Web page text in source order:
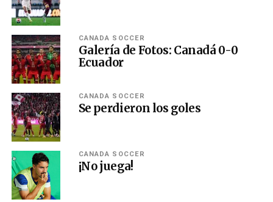
CANADA SOCCER
Galería de Fotos: Canadá 0-0
Ecuador
CANADA SOCCER
Se perdieron los goles
CANADA SOCCER
¡No juega!